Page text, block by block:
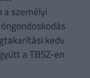
a személyi
kedv
a TBSZ-en